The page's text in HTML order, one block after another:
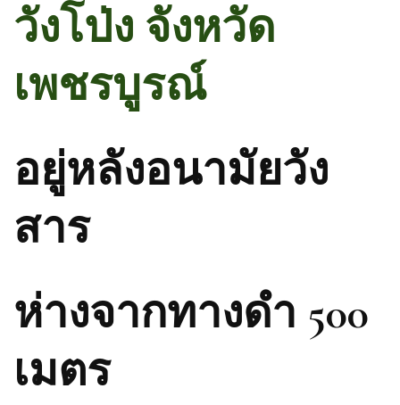
วังโป่ง จังหวัด
เพชรบูรณ์
อยู่หลังอนามัยวัง
สาร
ห่างจากทางดำ 500
เมตร